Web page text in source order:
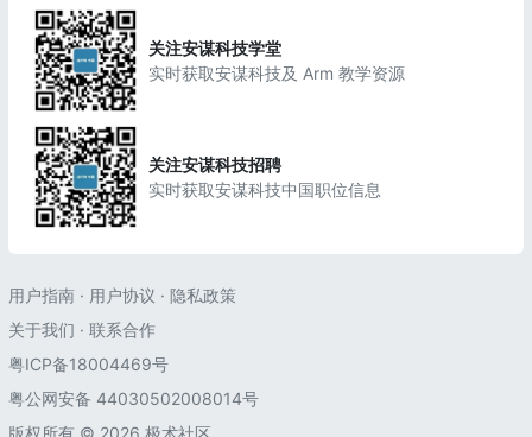
关注安谋科技学堂
实时获取安谋科技及 Arm 教学资源
关注安谋科技招聘
实时获取安谋科技中国职位信息
用户指南 · 用户协议 · 隐私政策
关于我们 · 联系合作
粤ICP备18004469号
粤公网安备 44030502008014号